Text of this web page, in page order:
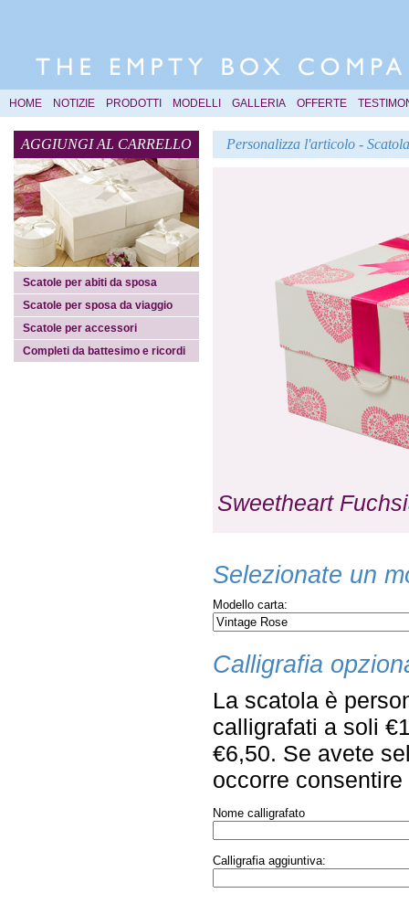
HOME NOTIZIE PRODOTTI MODELLI GALLERIA OFFERTE
AGGIUNGI AL CARRELLO
Scatole per abiti da sposa
Scatole per sposa da viaggio
Scatole per accessori
Completi da battesimo e ricordi
Personalizza l'articolo -
Sweetheart
Selezionate un
Modello carta:
Calligrafia
La scatola è
calligrafati a soli
€6,50. Se avete
occorre
Nome calligrafato
Calligrafia aggiuntiva: